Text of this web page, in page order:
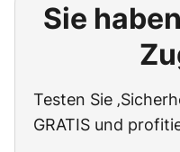
Sie
Testen Sie
GRATIS und